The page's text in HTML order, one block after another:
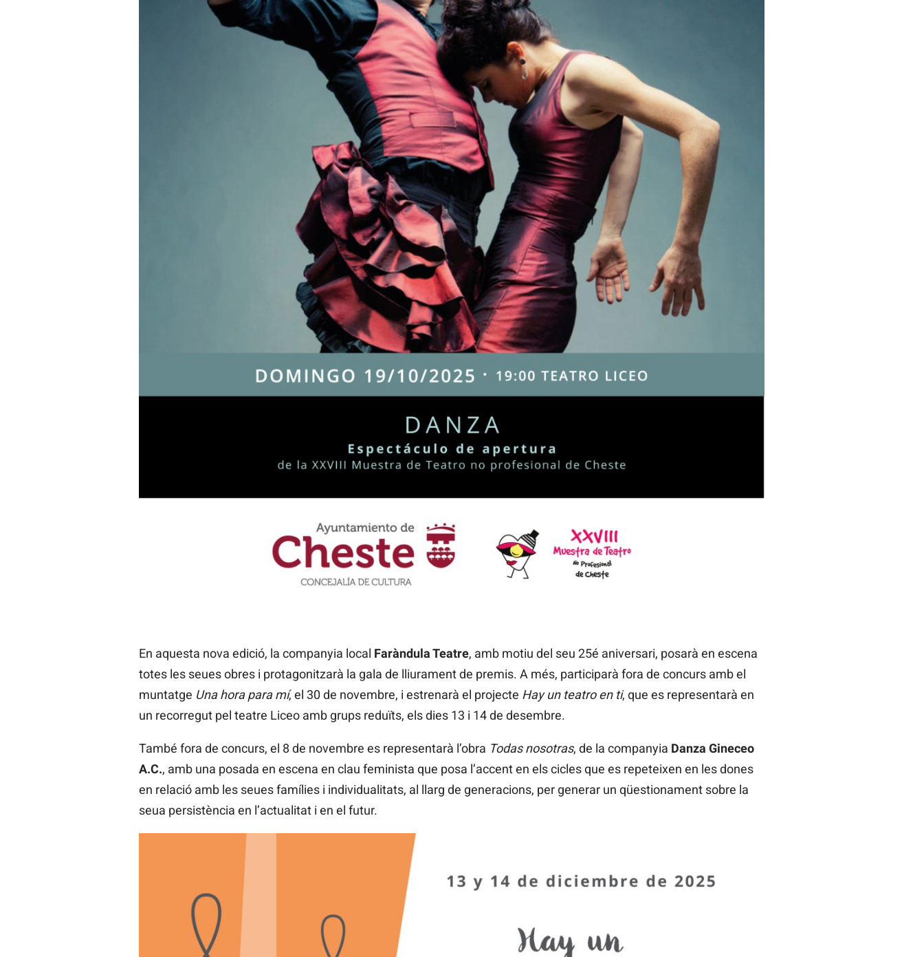
En aquesta nova edició, la companyia local Faràndula Teatre, amb motiu del seu 25é aniversari, posarà en escena
totes les seues obres i protagonitzarà la gala de lliurament de premis. A més, participarà fora de concurs amb el
muntatge Una hora para mí, el 30 de novembre, i estrenarà el projecte Hay un teatro en ti, que es representarà en
un recorregut pel teatre Liceo amb grups reduïts, els dies 13 i 14 de desembre.
També fora de concurs, el 8 de novembre es representarà l’obra Todas nosotras, de la companyia Danza Gineceo
A.C., amb una posada en escena en clau feminista que posa l’accent en els cicles que es repeteixen en les dones
en relació amb les seues famílies i individualitats, al llarg de generacions, per generar un qüestionament sobre la
seua persistència en l’actualitat i en el futur.